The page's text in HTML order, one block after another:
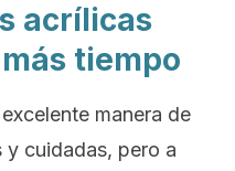
acrílicas
tiempo
manera de
y cuidadas, pero a